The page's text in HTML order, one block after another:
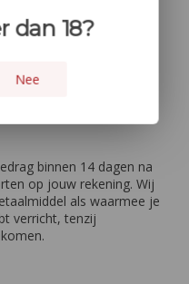
ontvangen en
per e-mail.
binnen 14 dagen na
op jouw rekening. Wij
als waarmee je
verricht, tenzij
dan 18?
Nee